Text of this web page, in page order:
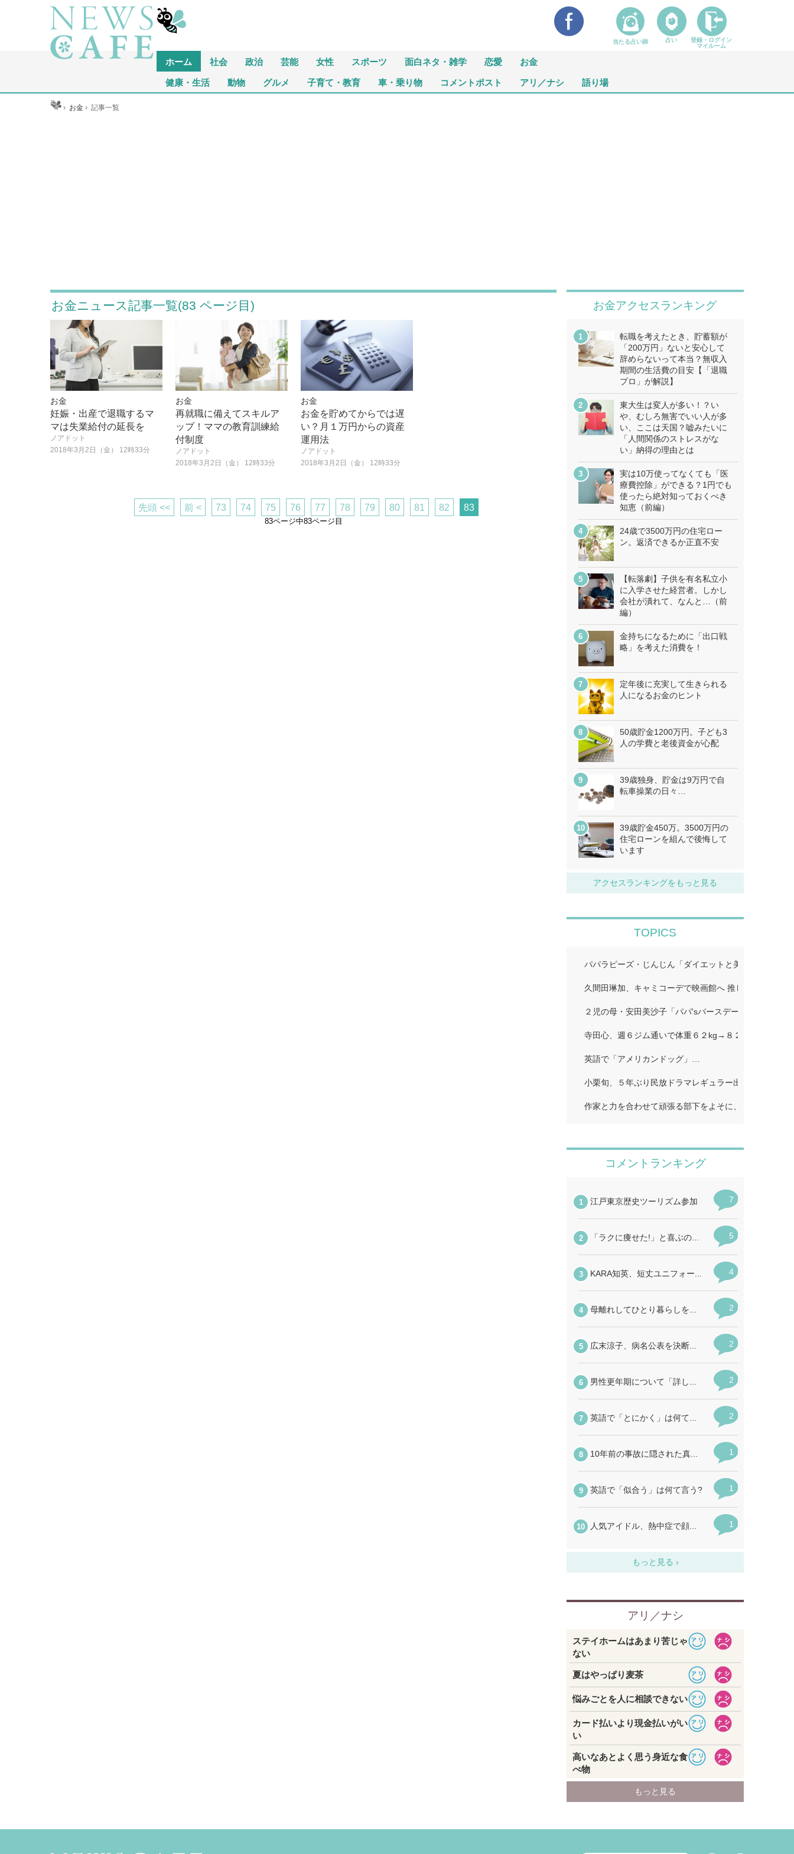
ホーム 社会 政治 芸能 女性 スポーツ 面白ネタ・雑学 恋愛 お金
健康・生活 動物 グルメ 子育て・教育 車・乗り物 コメントポスト アリ／ナシ 語り場
ホーム › お金 ›記事一覧
お金ニュース記事一覧(83 ページ目)
お金
妊娠・出産で退職するマ
マは失業給付の延長を
ノアドット
2018年3月2日（金） 12時33分
お金
再就職に備えてスキルア
ップ！ママの教育訓練給
付制度
ノアドット
2018年3月2日（金） 12時33分
お金
お金を貯めてからでは遅
い？月１万円からの資産
運用法
ノアドット
2018年3月2日（金） 12時33分
先頭 << 前 < 73 74 75 76 77 78 79 80 81 82 83
83ページ中83ページ目
お金アクセスランキング
転職を考えたとき、貯蓄額が
「200万円」ないと安心して
辞めらないって本当？無収入
期間の生活費の目安【「退職
プロ」が解説】
東大生は変人が多い！？い
や、むしろ無害でいい人が多
い、ここは天国？嘘みたいに
「人間関係のストレスがな
い」納得の理由とは
実は10万使ってなくても「医
療費控除」ができる？1円でも
使ったら絶対知っておくべき
知恵（前編）
24歳で3500万円の住宅ロー
ン。返済できるか正直不安
【転落劇】子供を有名私立小
に入学させた経営者。しかし
会社が潰れて、なんと…（前
編）
金持ちになるために「出口戦
略」を考えた消費を！
定年後に充実して生きられる
人になるお金のヒント
50歳貯金1200万円。子ども3
人の学費と老後資金が心配
39歳独身、貯金は9万円で自
転車操業の日々…
39歳貯金450万。3500万円の
住宅ローンを組んで後悔して
います
アクセスランキングをもっと見る
TOPICS
パパラピーズ・じんじん「ダイエットと美肌に超良い
久間田琳加、キャミコーデで映画館へ 推し活ショット
２児の母・安田美沙子「パパ'sバースデー」…
寺田心、週６ジム通いで体重６２kg→８２kgに １１０
英語で「アメリカンドッグ」…
小栗旬、５年ぶり民放ドラマレギュラー出演…
作家と力を合わせて頑張る部下をよそに、上司は陰で
当たる占い師 占い
登録・ログイン
マイルーム